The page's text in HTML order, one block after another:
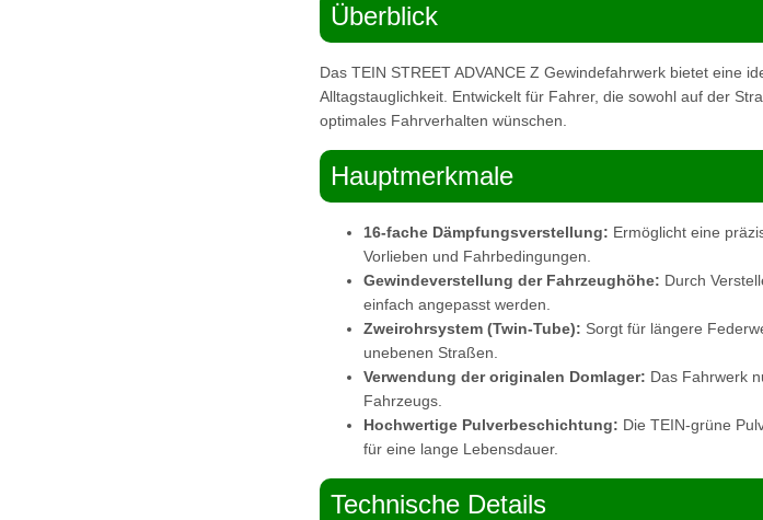
Überblick
Das TEIN STREET ADVANCE Z Gewindefahrwerk bietet eine
Alltagstauglichkeit. Entwickelt für Fahrer, die sowohl auf der
optimales Fahrverhalten wünschen.
Hauptmerkmale
16-fache Dämpfungsverstellung: Ermöglicht eine
Vorlieben und Fahrbedingungen.
Gewindeverstellung der Fahrzeughöhe: Durch
einfach angepasst werden.
Zweirohrsystem (Twin-Tube): Sorgt für längere
unebenen Straßen.
Verwendung der originalen Domlager: Das Fahrwerk
Fahrzeugs.
Hochwertige Pulverbeschichtung: Die TEIN-grüne
für eine lange Lebensdauer.
Technische Details